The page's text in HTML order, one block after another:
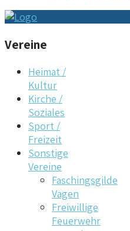
Vereine
Heimat /
Kultur
Kirche /
Soziales
Sport /
Freizeit
Sonstige
Vereine
Faschingsgilde
Vagen
Freiwillige
Feuerwehr